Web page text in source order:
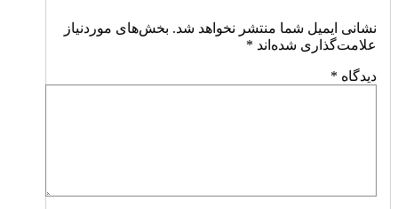
نشانی ایمیل شما منتشر نخواهد شد. بخش‌های موردنیاز
علامت‌گذاری شده‌اند *
دیدگاه *